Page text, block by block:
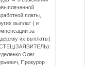
платы,
выплат ( и
за
их выплаты)
Олег
Прокурор